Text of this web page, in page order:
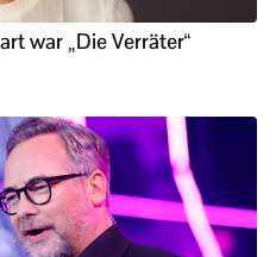
war „Die Verräter“